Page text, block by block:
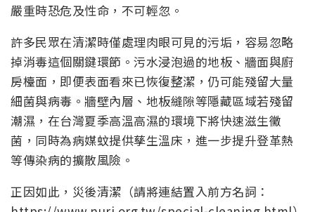
嚴重時恐危及性命，不可輕忽。
許多民眾在清潔時僅處理肉眼可見的污垢，容易忽略
掉消毒這個關鍵環節。污水浸泡過的地板、牆面與廚
房檯面，即便表面看來已恢復整潔，仍可能殘留大量
細菌與病毒。牆壁內層、地板縫隙等隱藏區域若殘留
潮濕，在台灣夏季高溫高濕的環境下將快速滋生黴
菌，同時為病媒蚊提供孳生溫床，進一步提升登革熱
等傳染病的擴散風險。
正因如此，災後清潔（請將連結置入前方名詞：